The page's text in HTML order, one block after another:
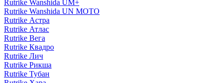
Rutrike Wanshida UM+
Rutrike Wanshida UN MOTO
Rutrike Астра
Rutrike Атлас
Rutrike Вега
Rutrike Квадро
Rutrike Лич
Rutrike Рикша
Rutrike Тубан